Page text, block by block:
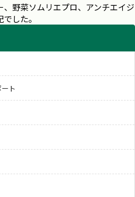
野菜ソムリエプロ、アンチエイジ
した。
ト